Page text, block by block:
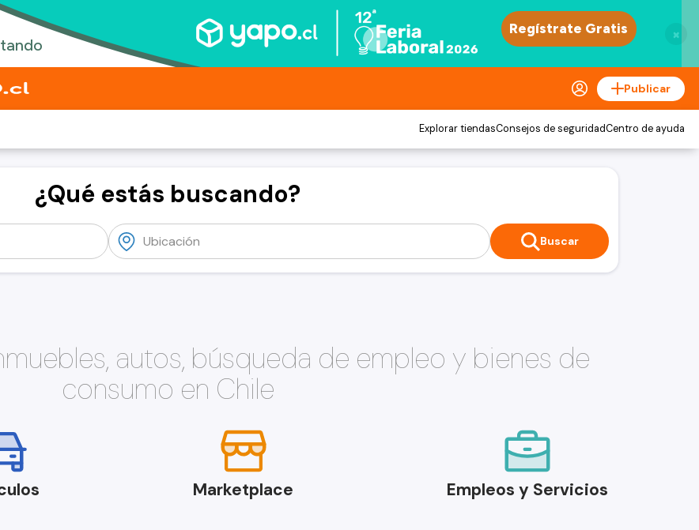
×
Publicar
Explorar tiendasConsejos de seguridadCentro de ayuda
¿Qué estás buscando?
Buscar
autos, búsqueda de empleo y bienes de
consumo en Chile
Marketplace Empleos y Servicios